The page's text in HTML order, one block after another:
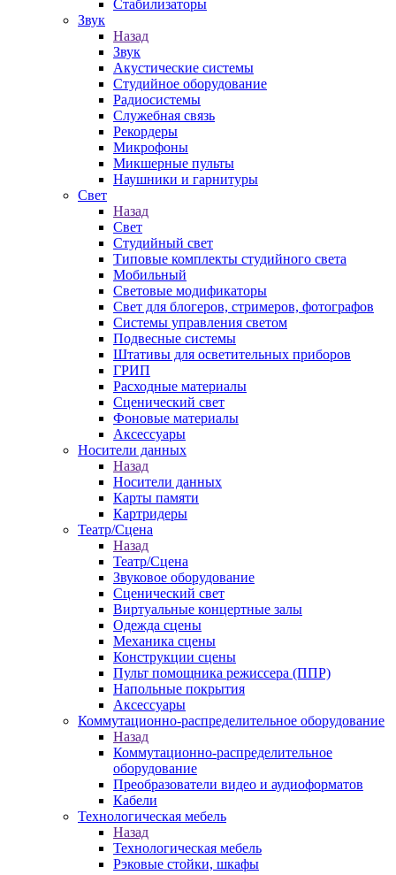
Стабилизаторы
Звук
Назад
Звук
Акустические системы
Студийное оборудование
Радиосистемы
Служебная связь
Рекордеры
Микрофоны
Микшерные пульты
Наушники и гарнитуры
Свет
Назад
Свет
Студийный свет
Типовые комплекты студийного света
Мобильный
Световые модификаторы
Свет для блогеров, стримеров, фотографов
Системы управления светом
Подвесные системы
Штативы для осветительных приборов
ГРИП
Расходные материалы
Сценический свет
Фоновые материалы
Аксессуары
Носители данных
Назад
Носители данных
Карты памяти
Картридеры
Театр/Сцена
Назад
Театр/Сцена
Звуковое оборудование
Сценический свет
Виртуальные концертные залы
Одежда сцены
Механика сцены
Конструкции сцены
Пульт помощника режиссера (ППР)
Напольные покрытия
Аксессуары
Коммутационно-распределительное оборудование
Назад
Коммутационно-распределительное
оборудование
Преобразователи видео и аудиоформатов
Кабели
Технологическая мебель
Назад
Технологическая мебель
Рэковые стойки, шкафы